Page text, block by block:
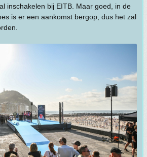
inschakelen bij EITB. Maar goed, in de
is er een aankomst bergop, dus het zal